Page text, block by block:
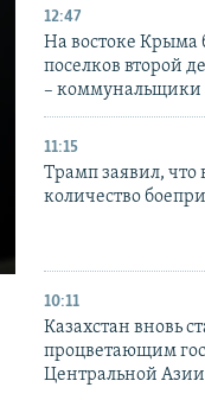
12:47
На востоке Крыма
поселков второй
– коммунальщики
11:15
Трамп заявил,
количество
10:11
Казахстан вновь
процветающим
Центральной